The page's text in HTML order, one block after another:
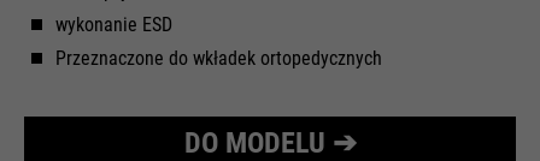
wykonanie ESD
Przeznaczone do wkładek ortopedycznych
DO MODELU ➔